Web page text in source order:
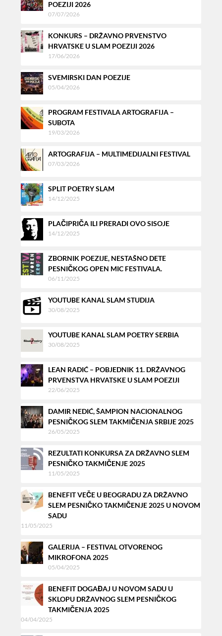
POEZIJI 2026
07/07/2026
KONKURS – DRŽAVNO PRVENSTVO
HRVATSKE U SLAM POEZIJI 2026
17/06/2026
SVEMIRSKI DAN POEZIJE
05/04/2026
PROGRAM FESTIVALA ARTOGRAFIJA –
SUBOTA
19/03/2026
ARTOGRAFIJA – MULTIMEDIJALNI FESTIVAL
07/03/2026
SPLIT POETRY SLAM
14/12/2025
PLAČIPRIČA ILI PRERADI OVO SISOJE
14/12/2025
ZBORNIK POEZIJE, NESTAŠNO DETE
PESNIČKOG OPEN MIC FESTIVALA.
06/11/2025
YOUTUBE KANAL SLAM STUDIJA
30/08/2025
YOUTUBE KANAL SLAM POETRY SERBIA
30/08/2025
LEAN RADIĆ – POBJEDNIK 11. DRŽAVNOG
PRVENSTVA HRVATSKE U SLAM POEZIJI
22/06/2025
DAMIR NEDIĆ, ŠAMPION NACIONALNOG
PESNIČKOG SLEM TAKMIČENJA SRBIJE 2025
26/05/2025
REZULTATI KONKURSA ZA DRŽAVNO SLEM
PESNIČKO TAKMIČENJE 2025
11/05/2025
BENEFIT VEČE U BEOGRADU ZA DRŽAVNO
SLEM PESNIČKO TAKMIČENJE 2025 U NOVOM
SADU
11/05/2025
GALERIJA – FESTIVAL OTVORENOG
MIKROFONA 2025
05/04/2025
BENEFIT DOGAĐAJ U NOVOM SADU U
SKLOPU DRŽAVNOG SLEM PESNIČKOG
TAKMIČENJA 2025
04/04/2025